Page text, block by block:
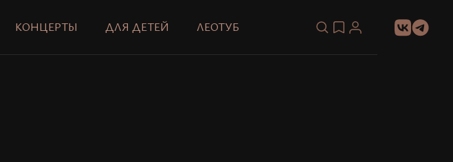
КОНЦЕРТЫ ДЛЯ ДЕТЕЙ ЛЕОТУБ